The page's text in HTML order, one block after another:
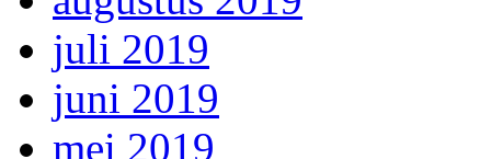
juli 2019
juni 2019
mei 2019